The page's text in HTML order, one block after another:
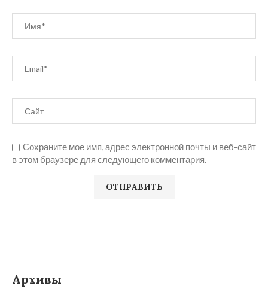
Сохраните мое имя, адрес электронной почты и веб-сайт
в этом браузере для следующего комментария.
Архивы